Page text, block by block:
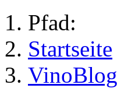
Pfad:
Startseite
VinoBlog